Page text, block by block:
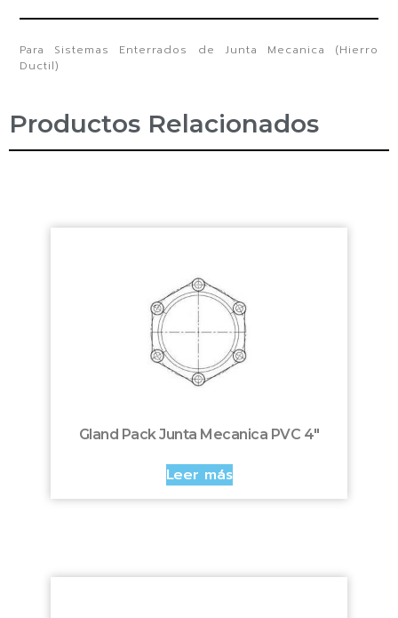
Para Sistemas Enterrados de Junta Mecanica (Hierro
Ductil)
Productos Relacionados
Gland Pack Junta Mecanica PVC 4″
Leer más